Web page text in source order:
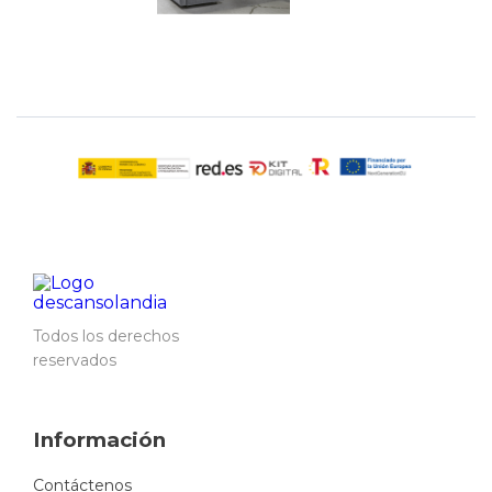
Todos los derechos
reservados
Información
Contáctenos